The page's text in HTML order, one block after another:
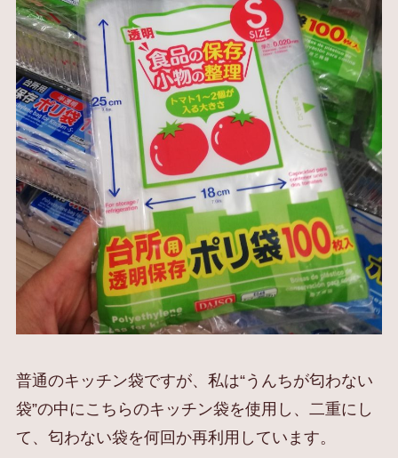
普通のキッチン袋ですが、私は“うんちが匂わない
袋”の中にこちらのキッチン袋を使用し、二重にし
て、匂わない袋を何回か再利用しています。